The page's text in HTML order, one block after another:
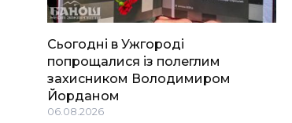
Сьогодні в Ужгороді
попрощалися із полеглим
захисником Володимиром
Йорданом
06.08.2026